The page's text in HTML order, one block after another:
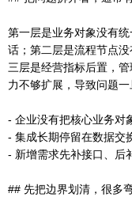
第一层是业务对象没有
话；第二层是流程节点
三层是经营指标后置，
力不够扩展，导致问题一
- 企业没有把核心业务对
- 集成长期停留在数据交
- 新增需求先补接口、后
## 先把边界划清，很多